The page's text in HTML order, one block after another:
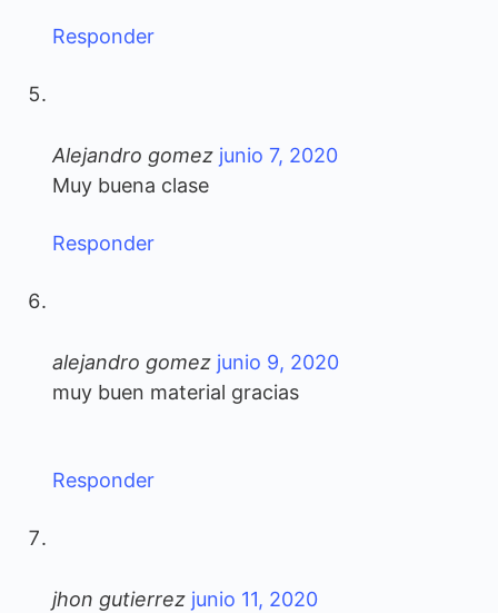
Responder
Alejandro gomez junio 7, 2020
Muy buena clase
Responder
alejandro gomez junio 9, 2020
muy buen material gracias
Responder
jhon gutierrez junio 11, 2020